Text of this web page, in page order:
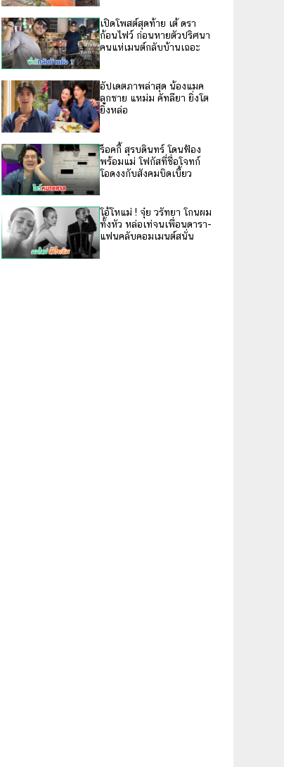
เปิดโพสต์สุดท้าย เต้ ดรา
ก้อนไฟว์ ก่อนหายตัวปริศนา
คนแห่เมนต์กลับบ้านเถอะ
อัปเดตภาพล่าสุด น้องแมค
ลูกชาย แหม่ม คัทลียา ยิ่งโต
ยิ่งหล่อ
ร็อคกี้ สุรบดินทร์ โดนฟ้อง
พร้อมแม่ โฟกัสที่ชื่อโจทก์
โอดงงกับสังคมบิดเบี้ยว
โอ้โหแม่ ! จุ๋ย วรัทยา โกนผม
ทั้งหัว หล่อเท่จนเพื่อนดารา-
แฟนคลับคอมเมนต์สนั่น